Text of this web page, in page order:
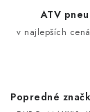
CAN AM
CF MOTO 800/
ATV
v najlepších
Popredné